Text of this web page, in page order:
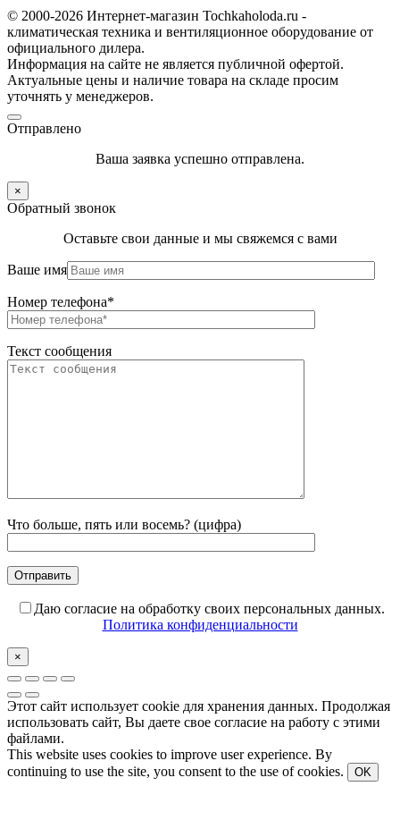
© 2000-2026 Интернет-магазин Tochkaholoda.ru -
климатическая техника и вентиляционное оборудование от
официального дилера.
Информация на сайте не является публичной офертой.
Актуальные цены и наличие товара на складе просим
уточнять у менеджеров.
Отправлено
Ваша заявка успешно отправлена.
×
Обратный звонок
Оставьте свои данные и мы свяжемся с вами
Ваше имя
Номер телефона*
Текст сообщения
Что больше, пять или восемь? (цифра)
Даю согласие на обработку своих персональных данных.
Политика конфиденциальности
×
Этот сайт использует cookie для хранения данных. Продолжая
использовать сайт, Вы даете свое согласие на работу с этими
файлами.
This website uses cookies to improve user experience. By
continuing to use the site, you consent to the use of cookies.
OK